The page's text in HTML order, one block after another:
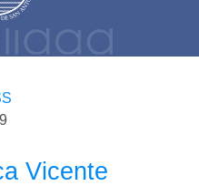
Vicente